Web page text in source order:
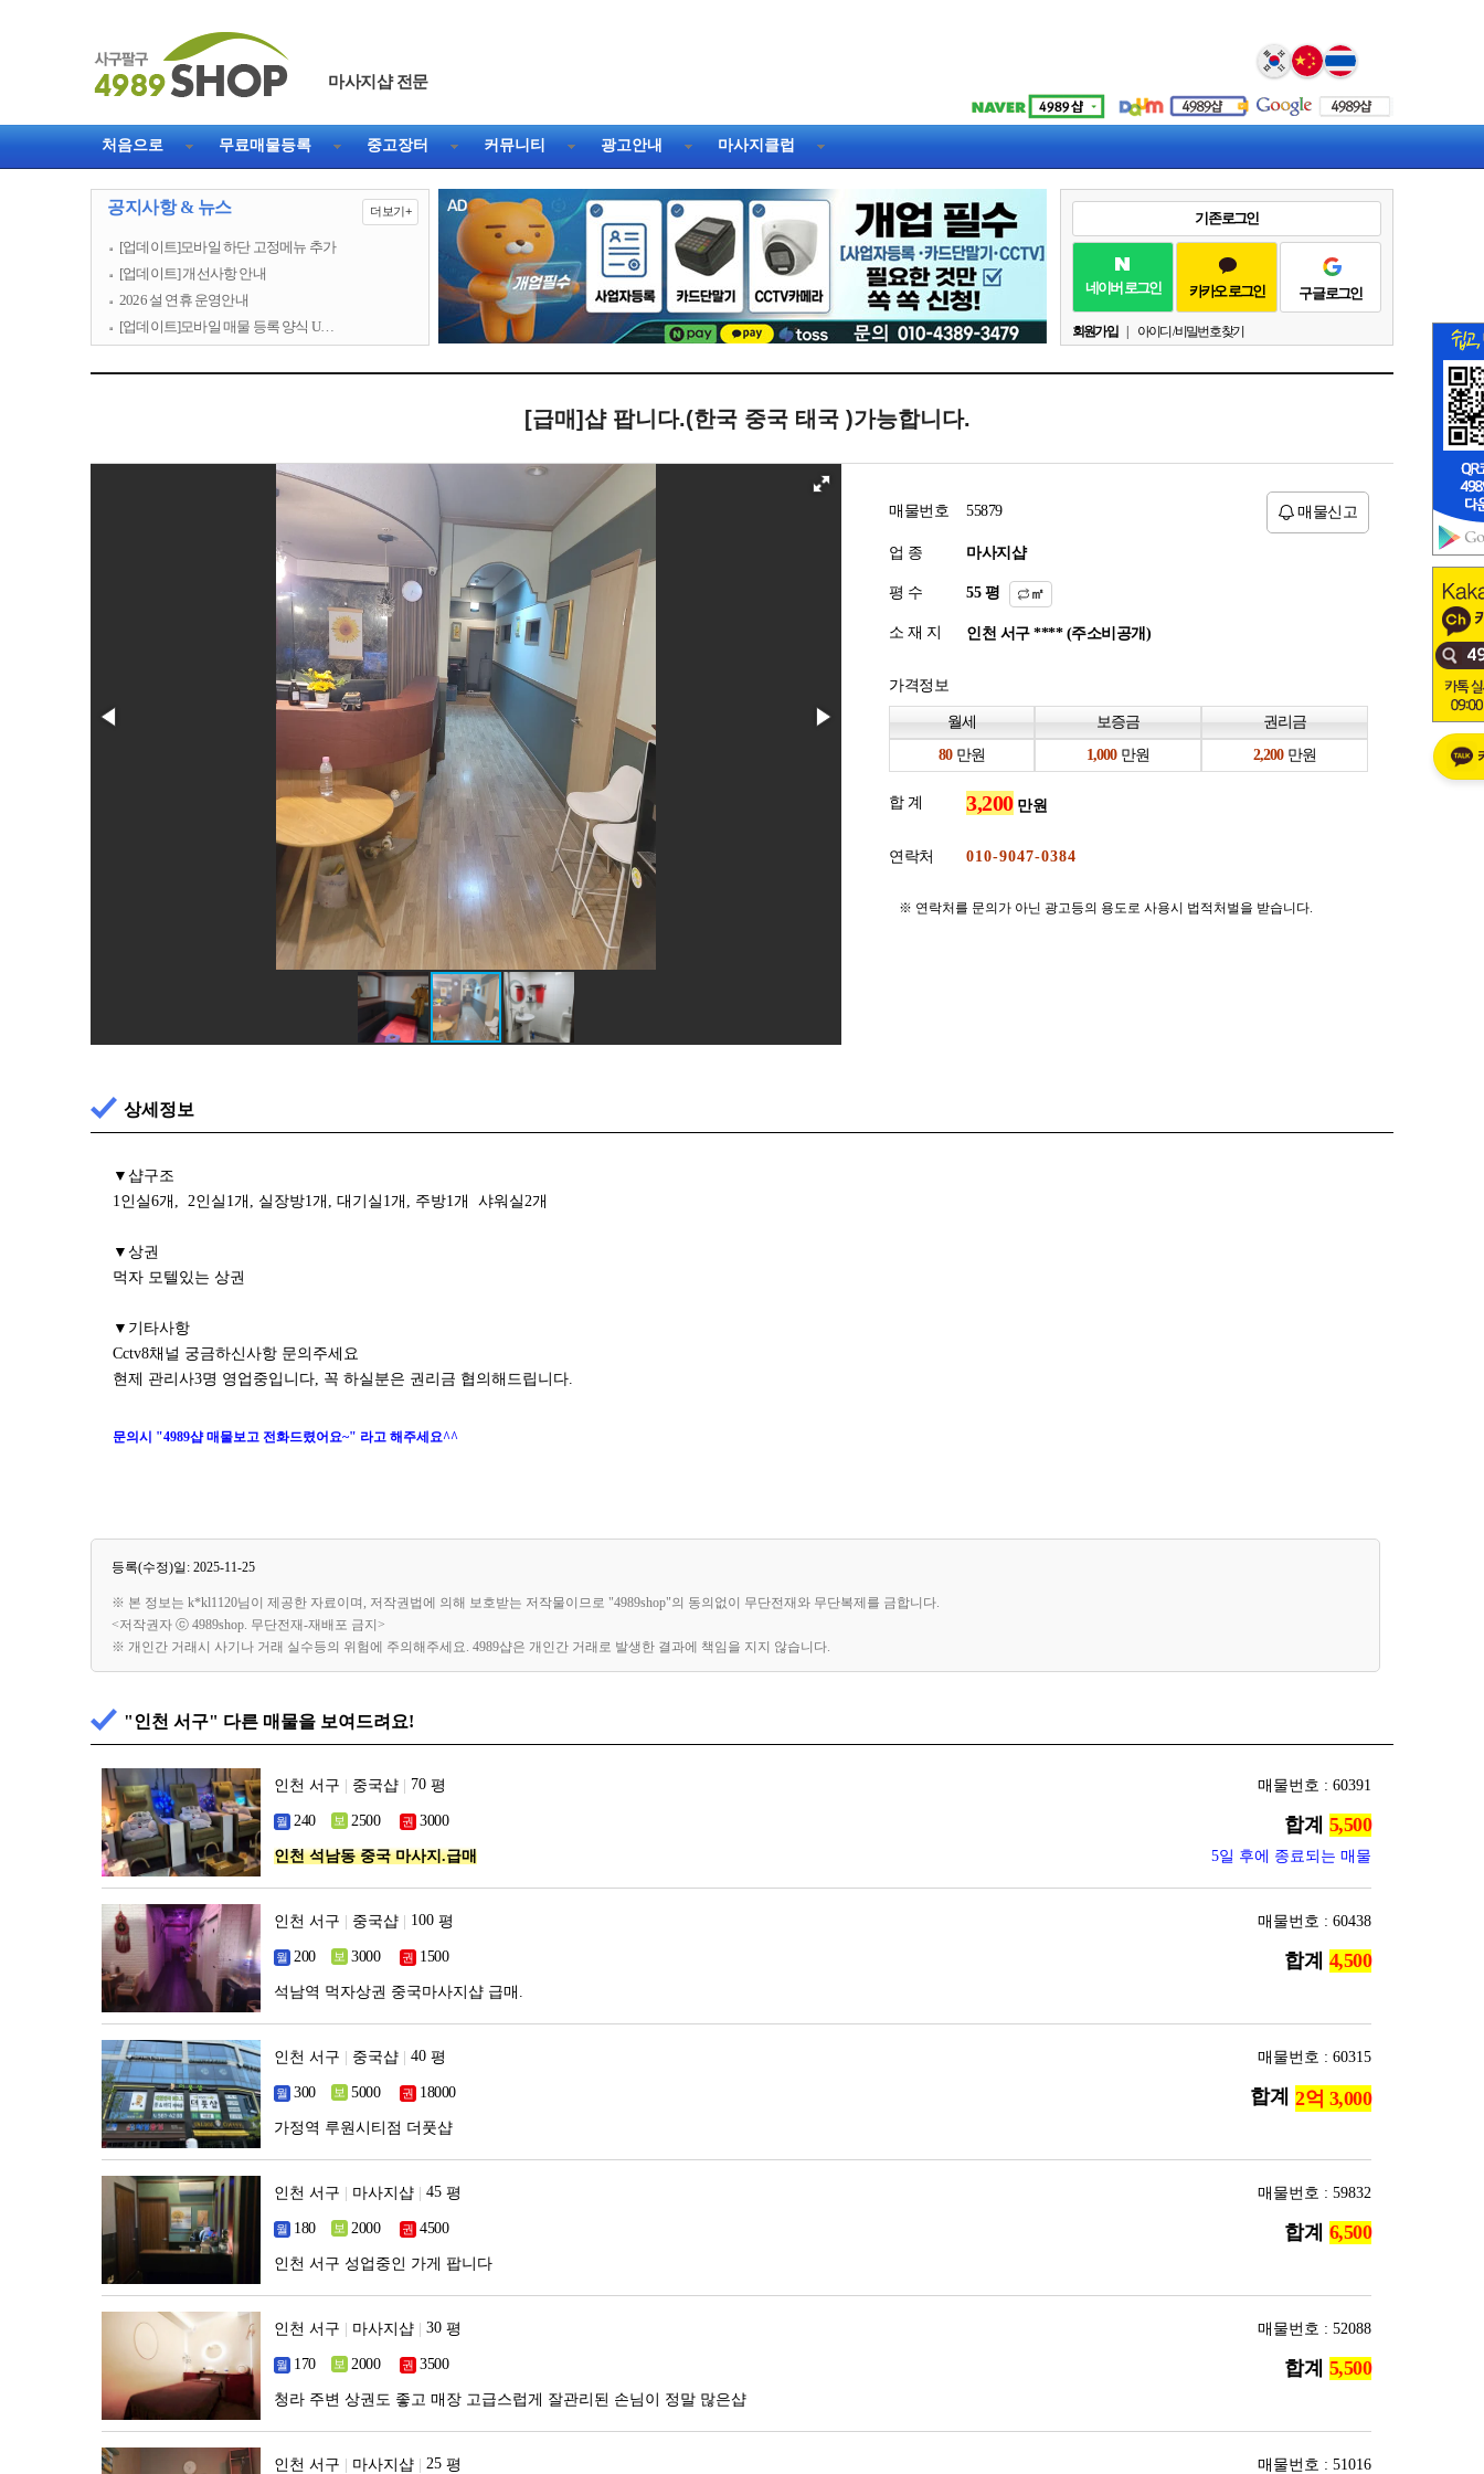
Select Language ▼
마사지샵 전문
처음으로 무료매물등록 중고장터 커뮤니티 광고안내 마사지클럽
공지사항 & 뉴스 더보기+
[업데이트]모바일 하단 고정메뉴 추가
[업데이트] 개선사항 안내
2026 설 연휴 운영안내
[업데이트]모바일 매물 등록 양식 U…
기존 로그인
네이버 로그인 카카오 로그인 구글 로그인
회원가입 아이디 / 비밀번호 찾기
[급매]샵 팝니다.(한국 중국 태국 )가능합니다.
매물번호 55879 매물신고
업 종 마사지샵
평 수 평 ㎡
소 재 지 인천 서구 **** (주소비공개)
가격정보
월세 보증금
권리금
만원
만원 만원
합 계 만원
연락처
※ 연락처를 문의가 아닌 광고등의 용도로 사용시 법적처벌을 받습니다.
상세정보
▼샵구조
1인실6개, 2인실1개, 실장방1개, 대기실1개, 주방1개 샤워실2개
▼상권
먹자 모텔있는 상권
▼기타사항
Cctv8채널 궁금하신사항 문의주세요
현제 관리사3명 영업중입니다, 꼭 하실분은 권리금 협의해드립니다.
문의시 "4989샵 매물보고 전화드렸어요~" 라고 해주세요^^
등록(수정)일: 2025-11-25
※ 본 정보는 k*kl1120님이 제공한 자료이며, 저작권법에 의해 보호받는 저작물이므로 "4989shop"의 동의없이 무단전재와 무단복제를 금합니다.
<저작권자 ⓒ 4989shop. 무단전재-재배포 금지>
※ 개인간 거래시 사기나 거래 실수등의 위험에 주의해주세요. 4989샵은 개인간 거래로 발생한 결과에 책임을 지지 않습니다.
"인천 서구" 다른 매물을 보여드려요!
인천 서구 중국샵 평 매물번호 : 60391
합계
인천 석남동 중국 마사지.급매 5일 후에 종료되는 매물
인천 서구 중국샵 평 매물번호 : 60438
합계
석남역 먹자상권 중국마사지샵 급매.
인천 서구 중국샵 평 매물번호 : 60315
합계
가정역 루원시티점 더풋샵
인천 서구 마사지샵 평 매물번호 : 59832
합계
인천 서구 성업중인 가게 팝니다
인천 서구 마사지샵 평 매물번호 : 52088
합계
청라 주변 상권도 좋고 매장 고급스럽게 잘관리된 손님이 정말 많은샵
인천 서구 마사지샵 평 매물번호 : 51016